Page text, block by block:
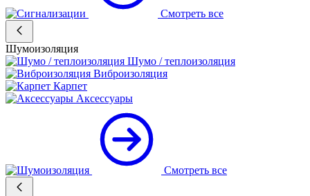
Смотреть все
Шумоизоляция
Шумо / теплоизоляция
Виброизоляция
Карпет
Аксессуары
Смотреть все